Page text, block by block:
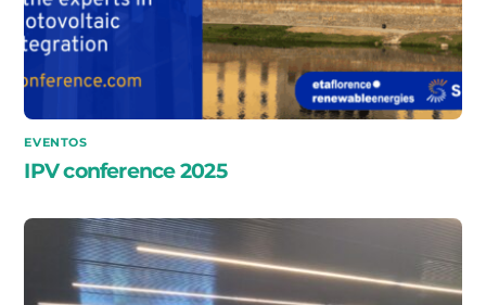
EVENTOS
IPV conference 2025